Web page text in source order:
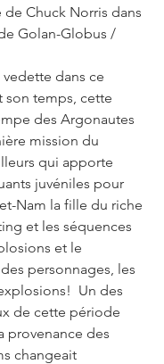
de Chuck Norris dans
Golan-Globus /
dans ce
son temps, cette
des Argonautes
mission du
qui apporte
juvéniles pour
Nam la fille du riche
et les séquences
et le
personnages, les
Un des
de cette période
provenance des
changeait